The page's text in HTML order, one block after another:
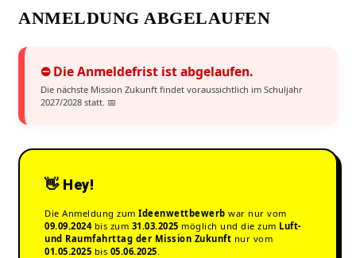
o
ANMELDUNG ABGELAUFEN
⛔ Die Anmeldefrist ist abgelaufen.
Die nächste Mission Zukunft findet voraussichtlich im Schuljahr
2027/2028 statt. 📅
👋 Hey!
Die Anmeldung zum Ideenwettbewerb war nur vom
09.09.2024bis zum 31.03.2025 möglich und die zum Luft-
und Raumfahrttag der Mission Zukunft nur vom
01.05.2025 bis 05.06.2025.